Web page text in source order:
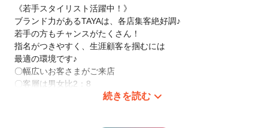
《若手スタイリスト活躍中！》
ブランド力があるTAYAは、各店集客絶好調♪
若手の方もチャンスがたくさん！
指名がつきやすく、生涯顧客を掴むには
最適の環境です♪
〇幅広いお客さまがご来店
〇客層は男女比2：8
続きを読む